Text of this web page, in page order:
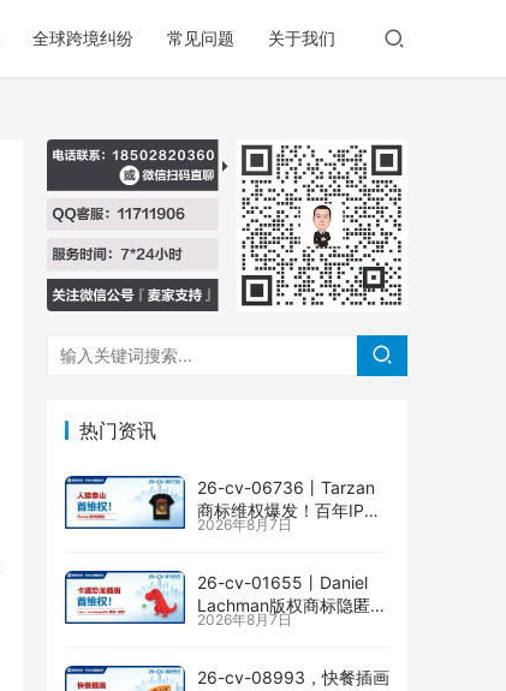
全球跨境纠纷 常见问题 关于我们
热门资讯
26-cv-06736㇑Tarzan
商标维权爆发！百年IP下
场TRO横扫多个类目
2026年8月7日
26-cv-01655㇑Daniel
Lachman版权商标隐匿维
权，I am… unstoppable
2026年8月7日
26-cv-08993，快餐插画